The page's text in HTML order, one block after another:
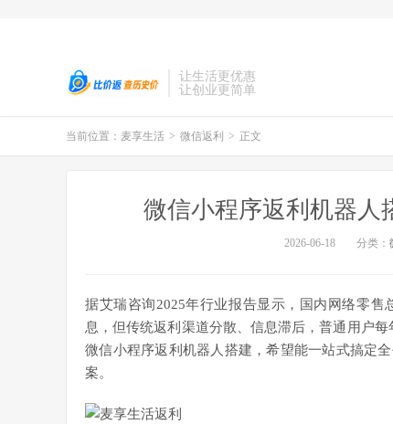
让生活更优惠
让创业更简单
当前位置： 麦享生活 > 微信返利 > 正文
微信小程序返利机器人
2026-06-18 分类：
据艾瑞咨询2025年行业报告显示，国内网络零
息，但传统返利渠道分散、信息滞后，普通用户
微信小程序返利机器人搭建，希望能一站式搞定
案。